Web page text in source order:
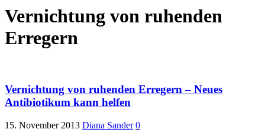
Vernichtung von ruhenden
Erregern
Vernichtung von ruhenden Erregern – Neues
Antibiotikum kann helfen
15. November 2013 Diana Sander 0